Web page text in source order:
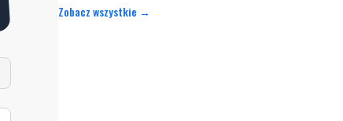
Zobacz wszystkie →